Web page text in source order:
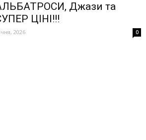
Джази та
ЦІНІ!!!
2026 0